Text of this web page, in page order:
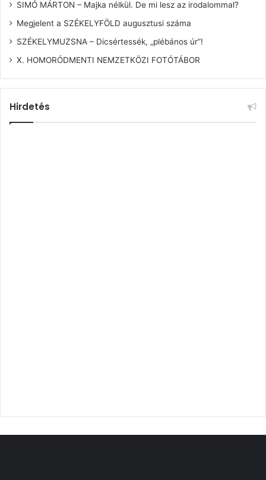
SIMÓ MÁRTON – Majka nélkül. De mi lesz az irodalommal?
Megjelent a SZÉKELYFÖLD augusztusi száma
SZÉKELYMUZSNA – Dicsértessék, „plébános úr”!
X. HOMORÓDMENTI NEMZETKÖZI FOTÓTÁBOR
Hirdetés